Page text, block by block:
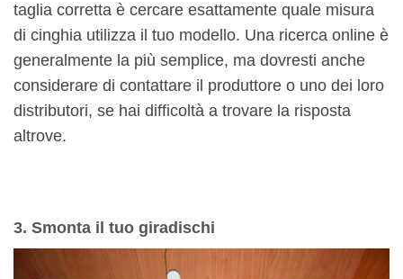
taglia corretta è cercare esattamente quale misura
di cinghia utilizza il tuo modello. Una ricerca online è
generalmente la più semplice, ma dovresti anche
considerare di contattare il produttore o uno dei loro
distributori, se hai difficoltà a trovare la risposta
altrove.
3. Smonta il tuo giradischi